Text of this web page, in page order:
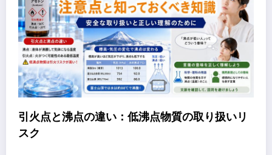
引火点と沸点の違い：低沸点物質の取り扱いリ
スク